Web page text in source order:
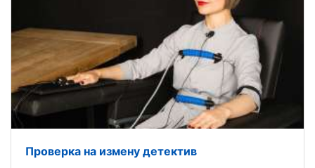
Проверка на измену детектив